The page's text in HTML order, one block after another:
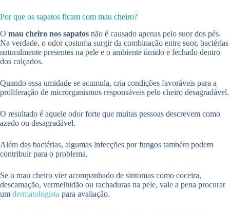
Por que os sapatos ficam com mau cheiro?
O mau cheiro nos sapatos não é causado apenas pelo suor dos pés.
Na verdade, o odor costuma surgir da combinação entre suor, bactérias
naturalmente presentes na pele e o ambiente úmido e fechado dentro
dos calçados.
Quando essa umidade se acumula, cria condições favoráveis para a
proliferação de microrganismos responsáveis pelo cheiro desagradável.
O resultado é aquele odor forte que muitas pessoas descrevem como
azedo ou desagradável.
Além das bactérias, algumas infecções por fungos também podem
contribuir para o problema.
Se o mau cheiro vier acompanhado de sintomas como coceira,
descamação, vermelhidão ou rachaduras na pele, vale a pena procurar
um dermatologista para avaliação.